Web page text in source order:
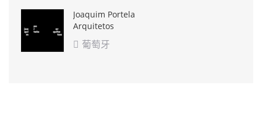
Joaquim Portela
Arquitetos
 葡萄牙